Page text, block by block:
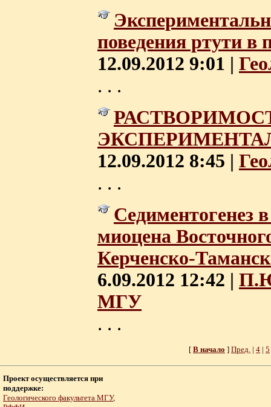
поведения ртути в
12.09.2012 9:01 |
. . .
12.09.2012 8:45 |
. . .
Седиментогенез
миоцена
Керченско-
6.09.2012 12:42 |
МГУ
. . .
[ В начало ] Пред. | 4 | 5
Проект осуществляется при
поддержке:
Геологического факультета МГУ,